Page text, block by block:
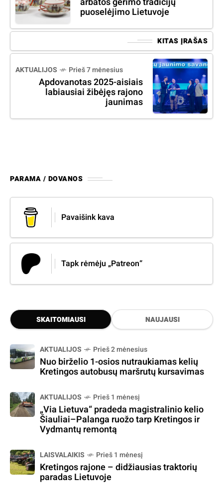
puoselėjimo Lietuvoje
KITAS ĮRAŠAS
AKTUALIJOS Prieš 7 mėnesius
Apdovanotas 2025-aisiais
labiausiai žibėjęs rajono
jaunimas
PARAMA / DOVANOS
Pavaišink kava
Tapk rėmėju „Patreon“
SKAITOMIAUSI NAUJAUSI
AKTUALIJOS Prieš 2 mėnesius
Nuo birželio 1-osios nutraukiamas kelių
Kretingos autobusų maršrutų kursavimas
AKTUALIJOS Prieš 1 mėnesį
„Via Lietuva“ pradeda magistralinio kelio
Šiauliai–Palanga ruožo tarp Kretingos ir
Vydmantų remontą
LAISVALAIKIS Prieš 1 mėnesį
Kretingos rajone – didžiausias traktorių
paradas Lietuvoje